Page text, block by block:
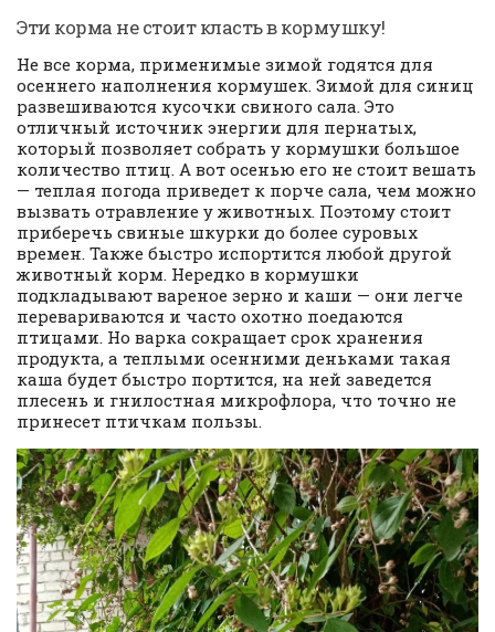
Эти корма не стоит класть в кормушку!
Не все корма, применимые зимой годятся для
осеннего наполнения кормушек. Зимой для синиц
развешиваются кусочки свиного сала. Это
отличный источник энергии для пернатых,
который позволяет собрать у кормушки большое
количество птиц. А вот осенью его не стоит вешать
— теплая погода приведет к порче сала, чем можно
вызвать отравление у животных. Поэтому стоит
приберечь свиные шкурки до более суровых
времен. Также быстро испортится любой другой
животный корм. Нередко в кормушки
подкладывают вареное зерно и каши — они легче
перевариваются и часто охотно поедаются
птицами. Но варка сокращает срок хранения
продукта, а теплыми осенними деньками такая
каша будет быстро портится, на ней заведется
плесень и гнилостная микрофлора, что точно не
принесет птичкам пользы.